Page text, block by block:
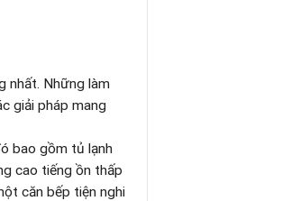
nhất. Những làm
giải pháp mang
bao gồm tủ lạnh
cao tiếng ồn thấp
căn bếp tiện nghi